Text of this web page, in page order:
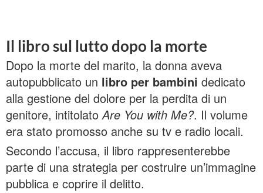
Il libro sul lutto dopo la morte
Dopo la morte del marito, la donna aveva
autopubblicato un libro per bambini dedicato
alla gestione del dolore per la perdita di un
genitore, intitolatoAre You with Me?. Il volume
era stato promosso anche su tv e radio locali.
Secondo l’accusa, il libro rappresenterebbe
parte di una strategia per costruire un’immagine
pubblica e coprire il delitto.